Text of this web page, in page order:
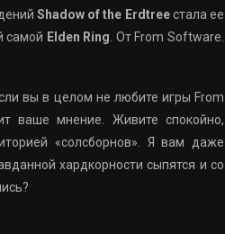
Shadow of the Erdtreeстала ее
самой Elden Ring . От From Software.
вы в целом не любите игры From
ваше мнение. Живите спокойно,
«солсборнов». Я вам даже
хардкорности сыпятся и со